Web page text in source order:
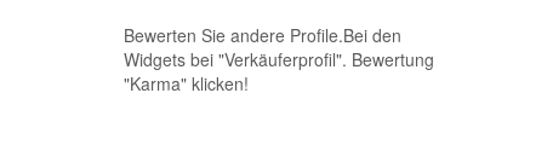
Bewerten Sie andere Profile.Bei den
Widgets bei "Verkäuferprofil". Bewertung
"Karma" klicken!